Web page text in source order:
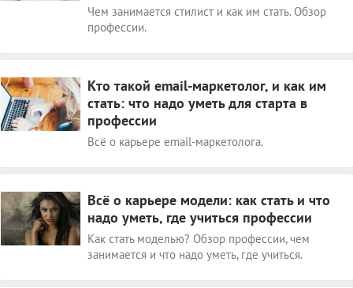
Чем занимается стилист и как им стать. Обзор
профессии.
Кто такой email-маркетолог, и как им
стать: что надо уметь для старта в
профессии
Всё о карьере email-маркетолога.
Всё о карьере модели: как стать и что
надо уметь, где учиться профессии
Как стать моделью? Обзор профессии, чем
занимается и что надо уметь, где учиться.